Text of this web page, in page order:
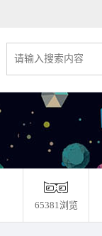
65381浏览